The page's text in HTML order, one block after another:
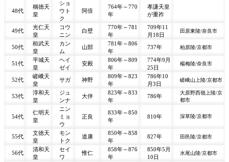
48代
稱徳天
皇
ショ
ウト
ク
阿倍
764年～770
年
孝謙天皇
が重祚
49代
光仁天
皇
コウ
ニン
白壁
770年～781
年
709年11
月18日
田原東陵/奈良市
50代
桓武天
皇
カン
ム
山部
781年～806
年
737年 柏原陵/京都市
51代
平城天
皇
ヘイ
ゼイ
安殿
806年～809
年
774年9月
25日
楊梅陵/奈良市
52代
嵯峨天
皇
サガ 神野
809年～823
年
786年10
月3日
嵯峨山上陵/京都市
53代
淳和天
皇
ジュ
ンナ
大伴
823年～833
年
786年
大原野西嶺上陵/京
都市
54代
仁明天
皇
ニン
ミョ
ウ
正良
833年～850
年
810年 深草陵/京都市
55代
文徳天
皇
モン
トク
道康
850年～858
年
827年 田邑陵/京都市
56代
清和天
皇
セイ
ワ
惟仁
858年～876
年
850年5月
10日
水尾山陵/京都市